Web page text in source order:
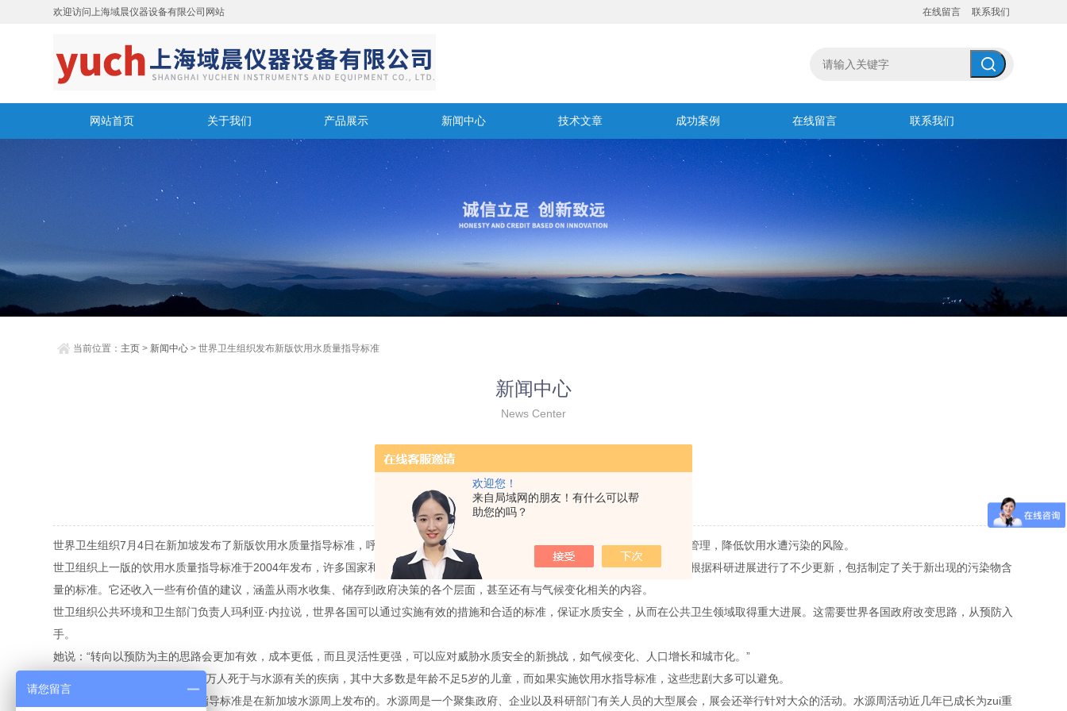
欢迎您！
来自局域网的朋友！有什么可以帮
助您的吗？
欢迎访问上海域晨仪器设备有限公司网站 在线留言 联系我们
网站首页 关于我们 产品展示 新闻中心 技术文章 成功案例 在线留言 联系我们
当前位置： 主页 > 新闻中心 > 世界卫生组织发布新版饮用水质量指导标准
新闻中心
News Center
世界卫生组织发布新版饮用水质量指导标准
更新时间：2011-07-05 点击次数：3014
世界卫生组织7月4日在新加坡发布了新版饮用水质量指导标准，呼吁世界各国和地区政府转变思路，以预防为主，加强饮用水质量管理，降低饮用水遭污染的风险。
世卫组织上一版的饮用水质量指导标准于2004年发布，许多国家和地区都以此为蓝本制定水质安全标准和法规。本次发布的新标准根据科研进展进行了不少更新，包括制定了关于新出现的污染物含
量的标准。它还收入一些有价值的建议，涵盖从雨水收集、储存到政府决策的各个层面，甚至还有与气候变化相关的内容。
世卫组织公共环境和卫生部门负责人玛利亚·内拉说，世界各国可以通过实施有效的措施和合适的标准，保证水质安全，从而在公共卫生领域取得重大进展。这需要世界各国政府改变思路，从预防入
手。
她说：“转向以预防为主的思路会更加有效，成本更低，而且灵活性更强，可以应对威胁水质安全的新挑战，如气候变化、人口增长和城市化。”
世卫组织表示，每年大概有200万人死于与水源有关的疾病，其中大多数是年龄不足5岁的儿童，而如果实施饮用水指导标准，这些悲剧大多可以避免。
世卫组织有关饮用水质量的新指导标准是在新加坡水源周上发布的。水源周是一个聚集政府、企业以及科研部门有关人员的大型展会，展会还举行针对大众的活动。水源周活动近几年已成长为zui重
请您留言